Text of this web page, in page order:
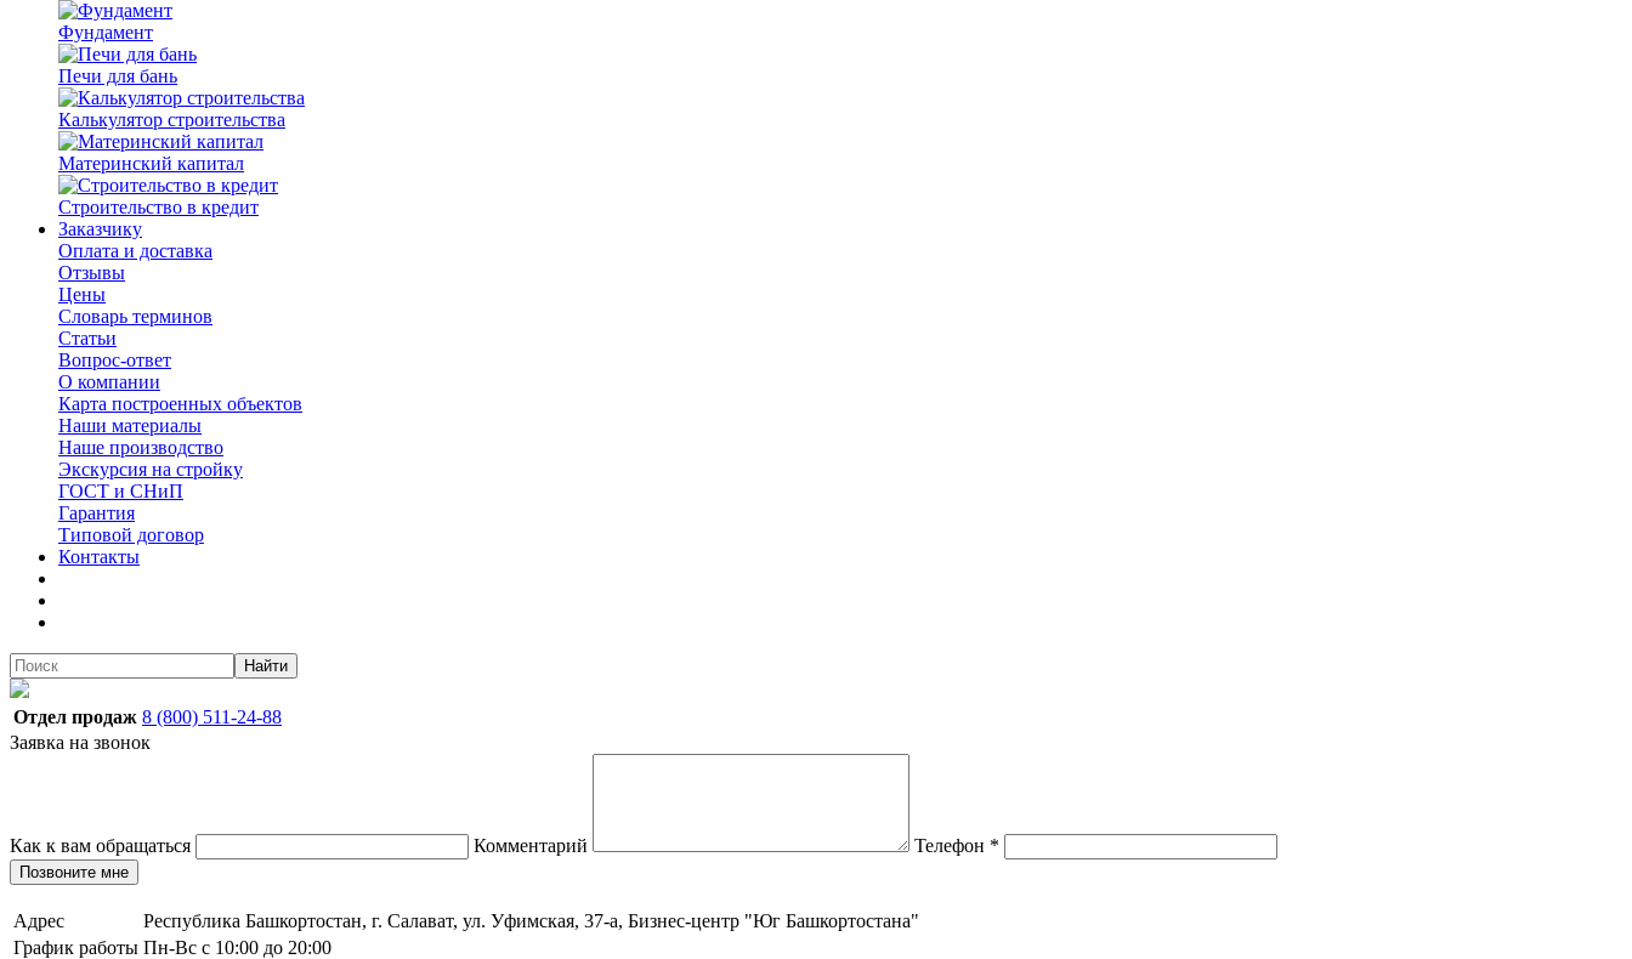
Фундамент
Печи для бань
Калькулятор строительства
Материнский капитал
Строительство в кредит
Заказчику
Оплата и доставка
Отзывы
Цены
Словарь терминов
Статьи
Вопрос-ответ
О компании
Карта построенных объектов
Наши материалы
Наше производство
Экскурсия на стройку
ГОСТ и СНиП
Гарантия
Типовой договор
Контакты
Найти
Отдел продаж 8 (800) 511-24-88
Заявка на звонок
Как к вам обращаться Комментарий Телефон *
Позвоните мне
Адрес
Республика Башкортостан, г. Салават, ул. Уфимская, 37-а, Бизнес-центр "Юг Башкортостана"
График работы Пн-Вс с 10:00 до 20:00